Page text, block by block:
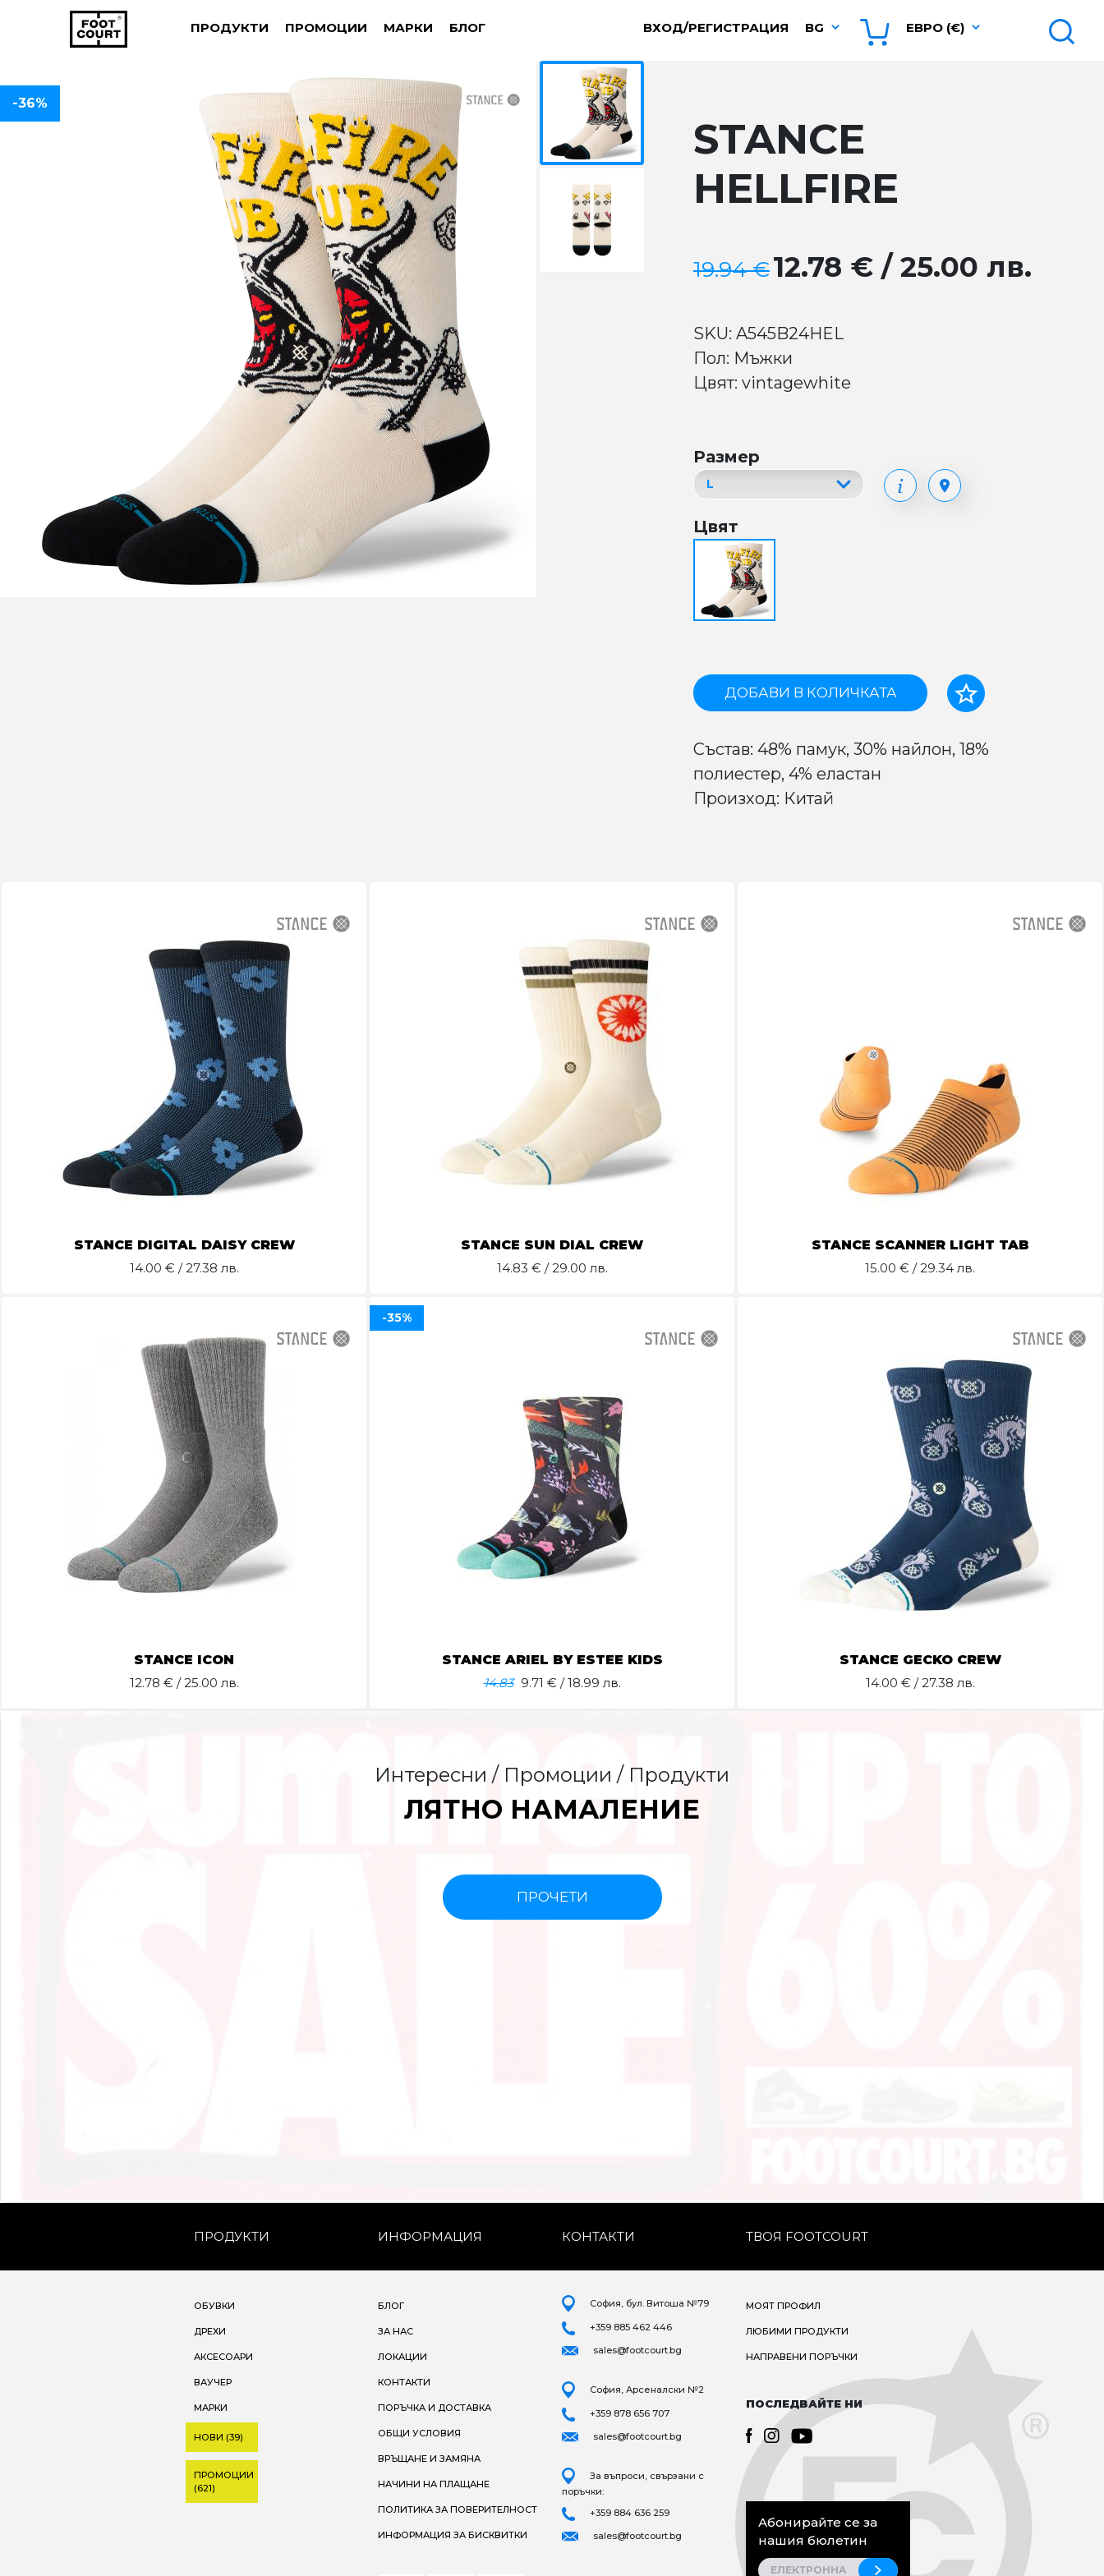
ПРОДУКТИ ПРОМОЦИИ МАРКИ БЛОГ ВХОД/РЕГИСТРАЦИЯ BG ЕВРО (€)
-36%
STANCE
HELLFIRE
19.94 €12.78 € / 25.00 лв.
SKU: A545B24HEL
Пол: Мъжки
Цвят: vintagewhite
Размер
Цвят
ДОБАВИ В КОЛИЧКАТА
Състав: 48% памук, 30% найлон, 18%
полиестер, 4% еластан
Произход: Китай
STANCE DIGITAL DAISY CREW
14.00 € / 27.38 лв.
STANCE SUN DIAL CREW
14.83 € / 29.00 лв.
STANCE SCANNER LIGHT TAB
15.00 € / 29.34 лв.
STANCE ICON
12.78 € / 25.00 лв.
STANCE ARIEL BY ESTEE KIDS
14.83 9.71 € / 18.99 лв.
-35%
STANCE GECKO CREW
14.00 € / 27.38 лв.
Интересни / Промоции / Продукти
ЛЯТНО НАМАЛЕНИЕ
ПРОЧЕТИ
ПРОДУКТИ ИНФОРМАЦИЯ КОНТАКТИ ТВОЯ FOOTCOURT
ОБУВКИ
ДРЕХИ
АКСЕСОАРИ
ВАУЧЕР
МАРКИ
НОВИ (39)
ПРОМОЦИИ
(621)
БЛОГ
ЗА НАС
ЛОКАЦИИ
КОНТАКТИ
ПОРЪЧКА И ДОСТАВКА
ОБЩИ УСЛОВИЯ
ВРЪЩАНЕ И ЗАМЯНА
НАЧИНИ НА ПЛАЩАНЕ
ПОЛИТИКА ЗА ПОВЕРИТЕЛНОСТ
ИНФОРМАЦИЯ ЗА БИСКВИТКИ
София, бул. Витоша №79
+359 885 462 446
sales@footcourt.bg
София, Арсеналски №2
+359 878 656 707
sales@footcourt.bg
За въпроси, свързани с
поръчки:
+359 884 636 259
sales@footcourt.bg
МОЯТ ПРОФИЛ
ЛЮБИМИ ПРОДУКТИ
НАПРАВЕНИ ПОРЪЧКИ
ПОСЛЕДВАЙТЕ НИ
Абонирайте се за
нашия бюлетин